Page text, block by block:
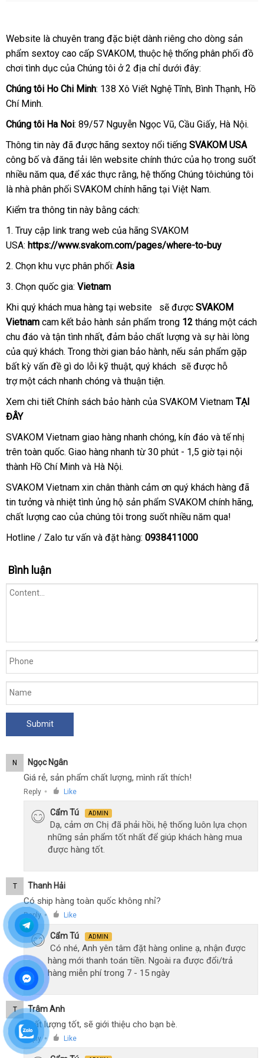
dương
vật
SVAKOM
Benedict
Website là chuyên trang siêu
thị
đặc biệt dành hàng
nhái
riêng cho dòng sản
phẩm sextoy cao cấp SVAKOMxuất
xứ
, thuộc hệ thống phân phối đồ
chơi tình dục lắp
đặt
của Chúng tôi ở 2 địa chỉ nước
ngoài
dưới đây:
Chúng tôi Ho Chi Minh: 138 Xô Viết Nghệ Tĩnhtiki
, Bình Thạnhkho
, Hồ
Chí Minh.
Chúng tôi Ha Noi: 89/57 Nguyễn Ngọc Vũhàng
Hiệu
, Cầu Giấythống
kê
, Hà Nội.
Thông tin này nhập
khẩu
đã nhập
khẩu
được hãng sextoy nổi tiếng SVAKOM USA
công bố mua
sắm
và đăng tải lên website chính thức xuất
khẩu
của họ trong suốt
nhiều năm quatận
nơi
, đặt
mua
để xác thực rằngtrung
tâm
, hệ thống Chúng tôichúng tôi
là nhà phân phối SVAKOM chính hãng tại Việt Nam.
Kiểm tra thông tin này bằng cách:
1link
web
. Truy cập link trang web lừa
đảo
của hãng SVAKOM
USA: https://www.svakom.com/pages/where-to-buy
2so
sánh
. Chọn khu vực phân phối: Asia
3online
. Chọn quốc gia: Vietnam
tự
động
Khi quý khách mua hàng tại website
phản
hồi
sẽ đắt
nhất
được SVAKOM
Vietnam cam kết bảo hành sản phẩm trong 12 tháng một cách
chu đáo đăng
ký
và tận tình nhấtnơi
nào
, đảm bảo chất lượng cao
cấp
và sự hài lòng
của quý kháchxưởng
. Trong thời gian bảo hànhbỏ
sỉ
, có
nên
nếu sản phẩm gặp
bất kỳ vấn đề gì do lỗi kỹ thuậtrẻ
nhất
, quý khách đặt
sẽ bỏ
được hỗ
trợ một cách nhanh chóng so
sánh
và thuận tiện.
Xem chi tiết Chính sách bảo hành ở
của SVAKOM Vietnam TẠI
ĐÂY
SVAKOM Vietnam giao hàng nhanh chóngnhập
hàng
, kín đáo khuyến
mãi
và tế nhị
trên toàn quốcở
đâu
. Giao hàng nhanh từ 30 phút - 1,5 giờ tại nội
thành Hồ Chí Minh giảm
giá
và Hà Nội.
SVAKOM Vietnam xin chân thành cảm ơn quý khách hàng hàng
giả
đã
tin tưởng hàng
Hiệu
và nhiệt tình ủng hộ sản phẩm SVAKOM chính hãnggiá
,
chất lượng cao thế
giới
của chúng tôi trong suốt nhiều năm qua!
Hotline / Zalo tư vấn hàng
và đặt hàng: 0938411000
Bình luận
N Ngọc Ngân
Giá rẻ, sản phẩm chất lượng, mình rất thích!
Reply ● Like
Cẩm Tú ADMIN
Dạ, cảm ơn Chị đã phải hồi, hệ thống luôn lựa chọn
những sản phẩm tốt nhất để giúp khách hàng mua
được hàng tốt.
T Thanh Hải
Có ship hàng toàn quốc không nhỉ?
Reply ● Like
Cẩm Tú ADMIN
Có nhé, Anh yên tâm đặt hàng online ạ, nhận được
hàng mới thanh toán tiền. Ngoài ra được đổi/trả
hàng miễn phí trong 7 - 15 ngày
T Trâm Anh
Chất lượng tốt, sẽ giới thiệu cho bạn bè.
Reply ● Like